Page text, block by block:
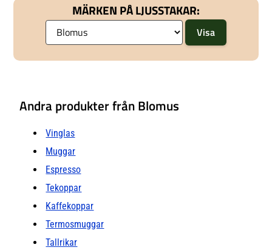
MÄRKEN PÅ LJUSSTAKAR:
Andra produkter från Blomus
Vinglas
Muggar
Espresso
Tekoppar
Kaffekoppar
Termosmuggar
Tallrikar